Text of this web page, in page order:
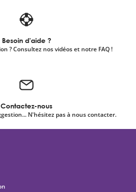
Besoin d'aide ?
? Consultez nos vidéos et notre FAQ !
Contactez-nous
N'hésitez pas à nous contacter.